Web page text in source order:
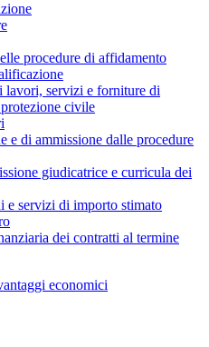
procedure di affidamento
servizi e forniture di
civile
e di ammissione dalle procedure
giudicatrice e curricula dei
e servizi di importo stimato
dei contratti al termine
economici